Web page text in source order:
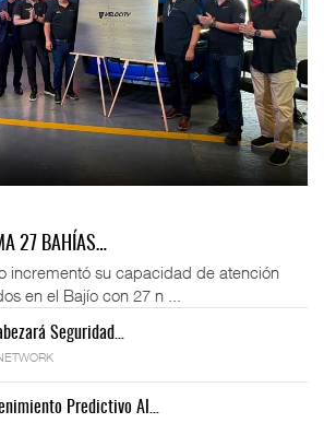
27 BAHÍAS…
incrementó su capacidad de atención
en el Bajío con 27 n ...
Seguridad…
Predictivo Al…